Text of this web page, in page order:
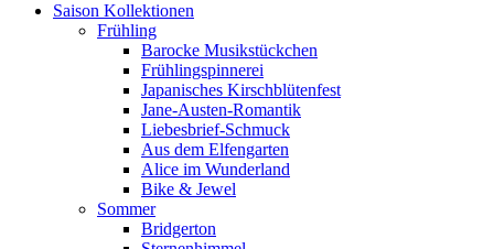
Saison Kollektionen
Frühling
Barocke Musikstückchen
Frühlingspinnerei
Japanisches Kirschblütenfest
Jane-Austen-Romantik
Liebesbrief-Schmuck
Aus dem Elfengarten
Alice im Wunderland
Bike & Jewel
Sommer
Bridgerton